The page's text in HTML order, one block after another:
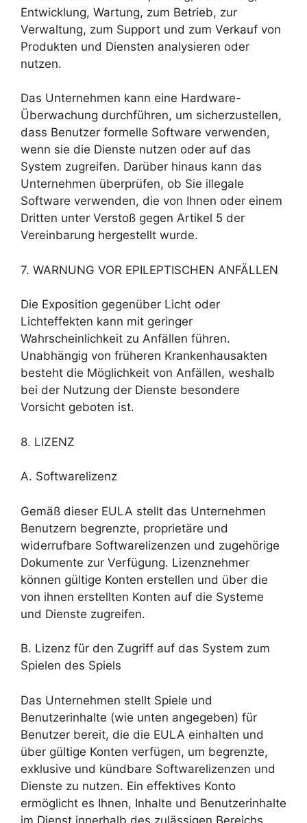
Entwicklung, Wartung, zum Betrieb, zur
Verwaltung, zum Support und zum Verkauf von
Produkten und Diensten analysieren oder
nutzen.
Das Unternehmen kann eine Hardware-
Überwachung durchführen, um sicherzustellen,
dass Benutzer formelle Software verwenden,
wenn sie die Dienste nutzen oder auf das
System zugreifen. Darüber hinaus kann das
Unternehmen überprüfen, ob Sie illegale
Software verwenden, die von Ihnen oder einem
Dritten unter Verstoß gegen Artikel 5 der
Vereinbarung hergestellt wurde.
7. WARNUNG VOR EPILEPTISCHEN ANFÄLLEN
Die Exposition gegenüber Licht oder
Lichteffekten kann mit geringer
Wahrscheinlichkeit zu Anfällen führen.
Unabhängig von früheren Krankenhausakten
besteht die Möglichkeit von Anfällen, weshalb
bei der Nutzung der Dienste besondere
Vorsicht geboten ist.
8. LIZENZ
A. Softwarelizenz
Gemäß dieser EULA stellt das Unternehmen
Benutzern begrenzte, proprietäre und
widerrufbare Softwarelizenzen und zugehörige
Dokumente zur Verfügung. Lizenznehmer
können gültige Konten erstellen und über die
von ihnen erstellten Konten auf die Systeme
und Dienste zugreifen.
B. Lizenz für den Zugriff auf das System zum
Spielen des Spiels
Das Unternehmen stellt Spiele und
Benutzerinhalte (wie unten angegeben) für
Benutzer bereit, die die EULA einhalten und
über gültige Konten verfügen, um begrenzte,
exklusive und kündbare Softwarelizenzen und
Dienste zu nutzen. Ein effektives Konto
ermöglicht es Ihnen, Inhalte und Benutzerinhalte
im Dienst innerhalb des zulässigen Bereichs